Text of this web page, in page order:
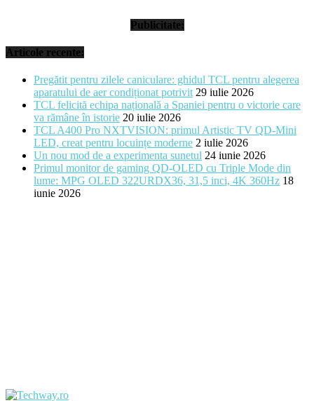
Publicitate:
Articole recente:
Pregătit pentru zilele caniculare: ghidul TCL pentru alegerea
aparatului de aer condiționat potrivit 29 iulie 2026
TCL felicită echipa națională a Spaniei pentru o victorie care
va rămâne în istorie 20 iulie 2026
TCL A400 Pro NXTVISION: primul Artistic TV QD-Mini
LED, creat pentru locuințe moderne 2 iulie 2026
Un nou mod de a experimenta sunetul 24 iunie 2026
Primul monitor de gaming QD-OLED cu Triple Mode din
lume: MPG OLED 322URDX36, 31,5 inci, 4K 360Hz 18
iunie 2026